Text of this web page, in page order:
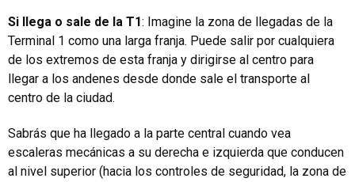
Si llega o sale de la T1: Imagine la zona de llegadas de la
Terminal 1 como una larga franja. Puede salir por cualquiera
de los extremos de esta franja y dirigirse al centro para
llegar a los andenes desde donde sale el transporte al
centro de la ciudad.
Sabrás que ha llegado a la parte central cuando vea
escaleras mecánicas a su derecha e izquierda que conducen
al nivel superior (hacia los controles de seguridad, la zona de